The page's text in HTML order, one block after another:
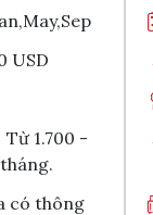
USD
Từ 1.700 -
có thông